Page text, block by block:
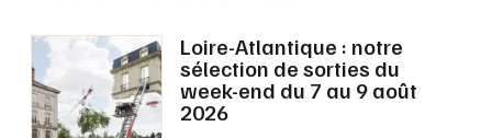
Loire-Atlantique : notre
sélection de sorties du
week-end du 7 au 9 août
2026